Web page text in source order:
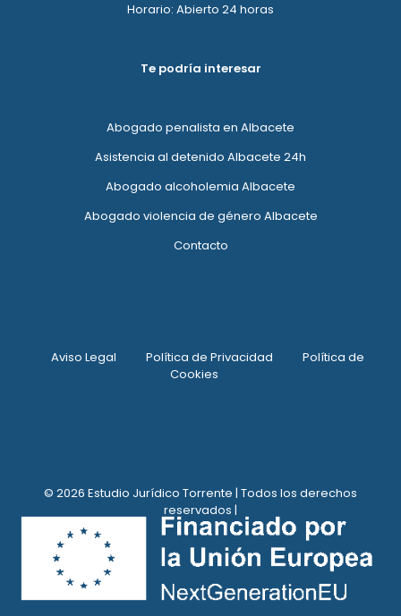
Horario: Abierto 24 horas
Te podría interesar
Abogado penalista en Albacete
Asistencia al detenido Albacete 24h
Abogado alcoholemia Albacete
Abogado violencia de género Albacete
Contacto
Aviso Legal Política de Privacidad
Política de
Cookies
© 2026 Estudio Jurídico Torrente | Todos los derechos
reservados |